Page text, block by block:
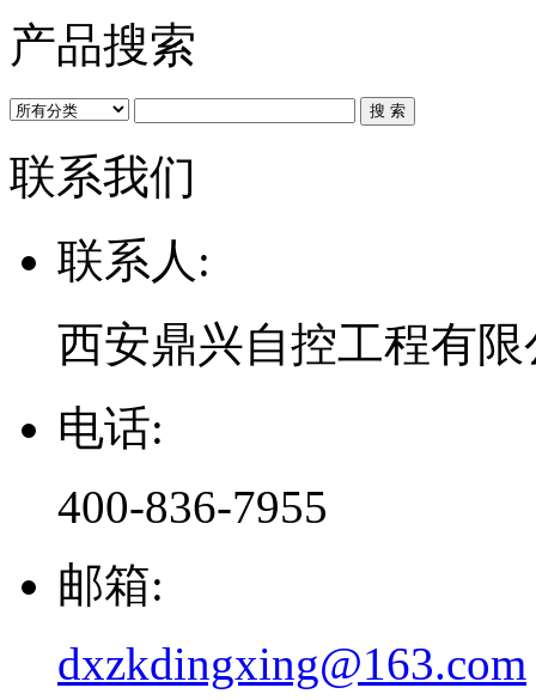
产品搜索
联系我们
联系人:
西安鼎兴自控工程有限
电话:
400-836-7955
邮箱:
dxzkdingxing@163.com